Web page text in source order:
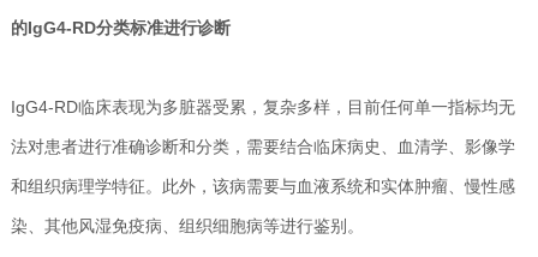
的IgG4-RD分类标准进行诊断
IgG4-RD临床表现为多脏器受累，复杂多样，目前任何单一指标均无
法对患者进行准确诊断和分类，需要结合临床病史、血清学、影像学
和组织病理学特征。此外，该病需要与血液系统和实体肿瘤、慢性感
染、其他风湿免疫病、组织细胞病等进行鉴别。